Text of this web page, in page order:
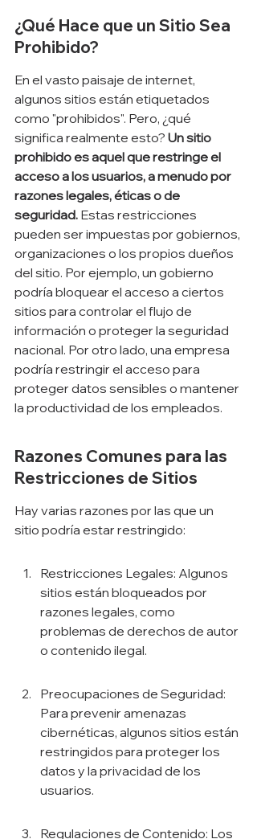
¿Qué Hace que un Sitio Sea
Prohibido?
En el vasto paisaje de internet,
algunos sitios están etiquetados
como "prohibidos". Pero, ¿qué
significa realmente esto? Un sitio
prohibido es aquel que restringe el
acceso a los usuarios, a menudo por
razones legales, éticas o de
seguridad. Estas restricciones
pueden ser impuestas por gobiernos,
organizaciones o los propios dueños
del sitio. Por ejemplo, un gobierno
podría bloquear el acceso a ciertos
sitios para controlar el flujo de
información o proteger la seguridad
nacional. Por otro lado, una empresa
podría restringir el acceso para
proteger datos sensibles o mantener
la productividad de los empleados.
Razones Comunes para las
Restricciones de Sitios
Hay varias razones por las que un
sitio podría estar restringido:
Restricciones Legales: Algunos
sitios están bloqueados por
razones legales, como
problemas de derechos de autor
o contenido ilegal.
Preocupaciones de Seguridad:
Para prevenir amenazas
cibernéticas, algunos sitios están
restringidos para proteger los
datos y la privacidad de los
usuarios.
Regulaciones de Contenido: Los